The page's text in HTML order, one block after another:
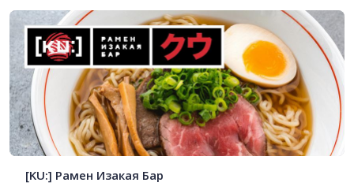
[KU:] Рамен Изакая Бар